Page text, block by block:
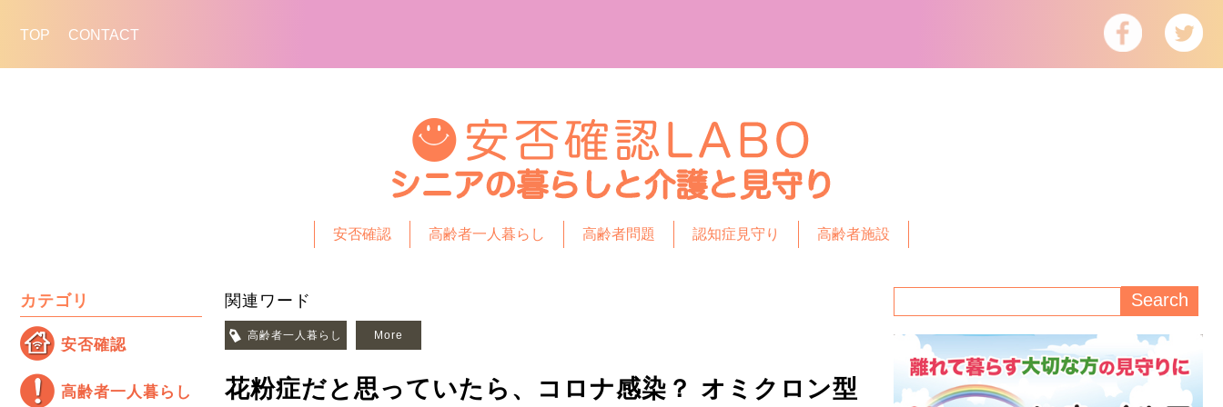
TOP CONTACT
安否確認 高齢者一人暮らし 高齢者問題 認知症見守り 高齢者施設
カテゴリ
安否確認
高齢者一人暮らし
関連ワード
高齢者一人暮らし More
花粉症だと思っていたら、コロナ感染？ オミクロン型